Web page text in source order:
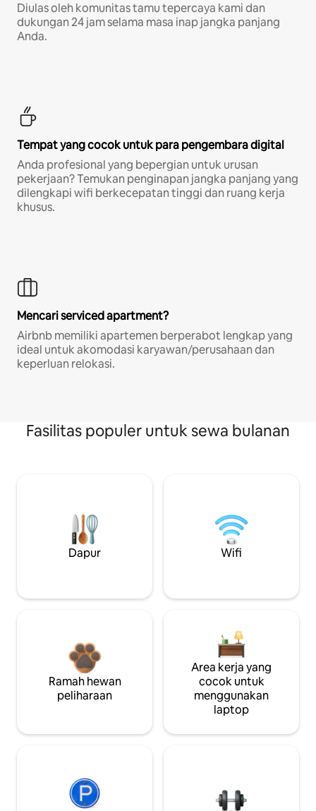
Diulas oleh komunitas tamu tepercaya kami dan
dukungan 24 jam selama masa inap jangka panjang
Anda.
Tempat yang cocok untuk para pengembara digital
Anda profesional yang bepergian untuk urusan
pekerjaan? Temukan penginapan jangka panjang yang
dilengkapi wifi berkecepatan tinggi dan ruang kerja
khusus.
Mencari serviced apartment?
Airbnb memiliki apartemen berperabot lengkap yang
ideal untuk akomodasi karyawan/perusahaan dan
keperluan relokasi.
Fasilitas populer untuk sewa bulanan
Dapur Wifi
Ramah hewan
peliharaan
Area kerja yang
cocok untuk
menggunakan
laptop